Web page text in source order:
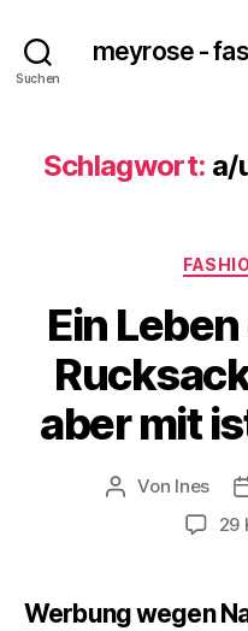
Suchen
meyrose -
Schlagwort: a/
Ein
aber mit
Beitragsautor
Von Ines
29
Werbung wegen